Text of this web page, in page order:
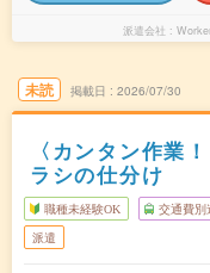
派遣会社
未読 掲載日 2026/07/30
〈カンタン作業
ラシの仕分け
職種未経験OK 交通費別
派遣